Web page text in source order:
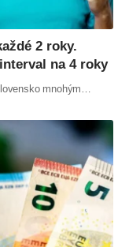
2 roky.
na 4 roky
mnohým…